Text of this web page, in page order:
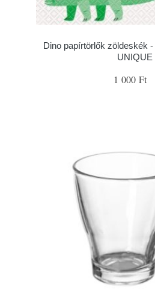
Dino papírtörlők zöldeskék
UNIQUE
1 000 Ft